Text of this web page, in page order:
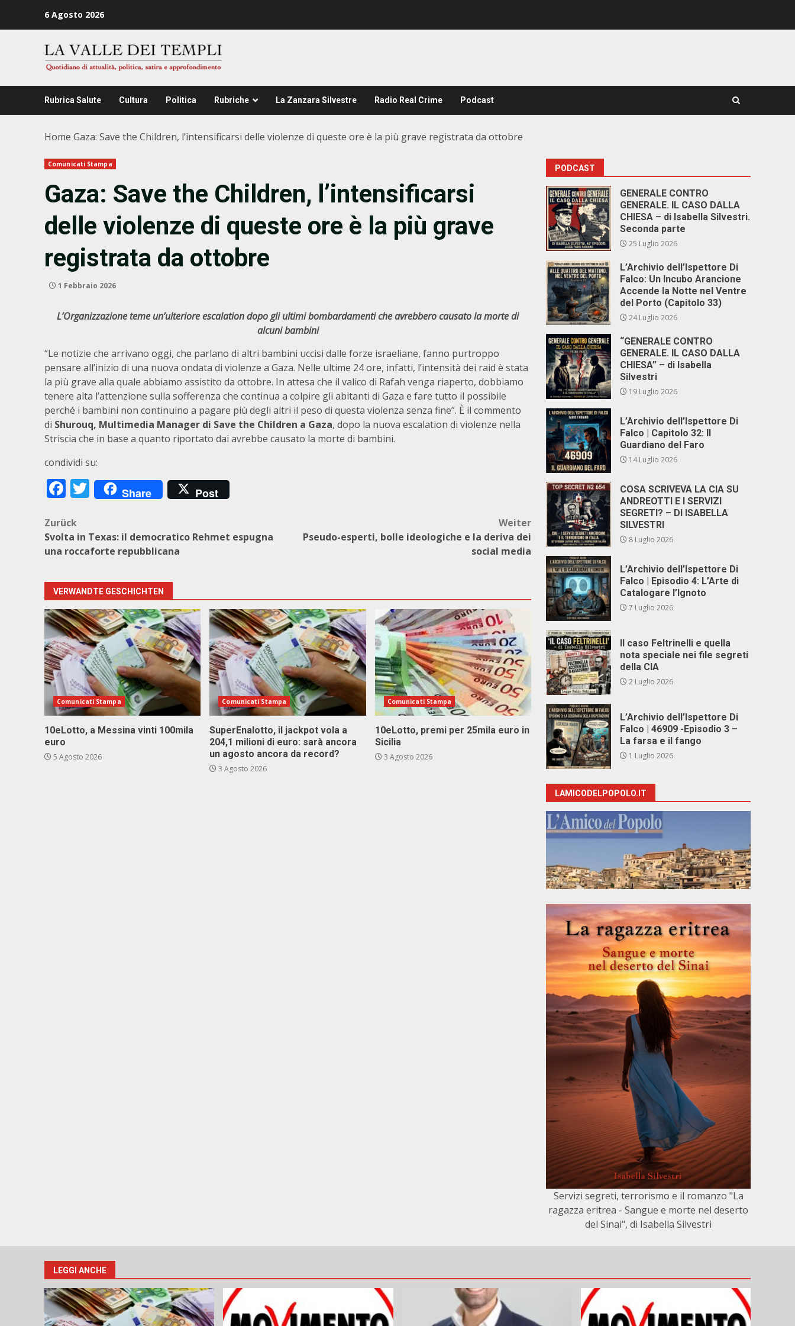
6 Agosto 2026
Rubrica Salute Cultura Politica Rubriche La Zanzara Silvestre Radio Real Crime Podcast
Home Gaza: Save the Children, l’intensificarsi delle violenze di queste ore è la più grave registrata da ottobre
Comunicati Stampa
Gaza: Save the Children, l’intensificarsi
delle violenze di queste ore è la più grave
registrata da ottobre
1 Febbraio 2026
L’Organizzazione teme un’ulteriore escalation dopo gli ultimi bombardamenti che avrebbero causato la morte di
alcuni bambini
“Le notizie che arrivano oggi, che parlano di altri bambini uccisi dalle forze israeliane, fanno purtroppo
pensare all’inizio di una nuova ondata di violenze a Gaza. Nelle ultime 24 ore, infatti, l’intensità dei raid è stata
la più grave alla quale abbiamo assistito da ottobre. In attesa che il valico di Rafah venga riaperto, dobbiamo
tenere alta l’attenzione sulla sofferenza che continua a colpire gli abitanti di Gaza e fare tutto il possibile
perché i bambini non continuino a pagare più degli altri il peso di questa violenza senza fine”. È il commento
di Shurouq, Multimedia Manager di Save the Children a Gaza, dopo la nuova escalation di violenze nella
Striscia che in base a quanto riportato dai avrebbe causato la morte di bambini.
condividi su:
Facebook
Twitter
Share Post
Beitragsnavigation
Zurück
Svolta in Texas: il democratico Rehmet espugna
una roccaforte repubblicana
Weiter
Pseudo-esperti, bolle ideologiche e la deriva dei
social media
VERWANDTE GESCHICHTEN
Comunicati Stampa
10eLotto, a Messina vinti 100mila
euro
5 Agosto 2026
Comunicati Stampa
SuperEnalotto, il jackpot vola a
204,1 milioni di euro: sarà ancora
un agosto ancora da record?
3 Agosto 2026
Comunicati Stampa
10eLotto, premi per 25mila euro in
Sicilia
3 Agosto 2026
PODCAST
GENERALE CONTRO
GENERALE. IL CASO DALLA
CHIESA – di Isabella Silvestri.
Seconda parte
25 Luglio 2026
L’Archivio dell’Ispettore Di
Falco: Un Incubo Arancione
Accende la Notte nel Ventre
del Porto (Capitolo 33)
24 Luglio 2026
“GENERALE CONTRO
GENERALE. IL CASO DALLA
CHIESA” – di Isabella
Silvestri
19 Luglio 2026
L’Archivio dell’Ispettore Di
Falco | Capitolo 32: Il
Guardiano del Faro
14 Luglio 2026
COSA SCRIVEVA LA CIA SU
ANDREOTTI E I SERVIZI
SEGRETI? – DI ISABELLA
SILVESTRI
8 Luglio 2026
L’Archivio dell’Ispettore Di
Falco | Episodio 4: L’Arte di
Catalogare l’Ignoto
7 Luglio 2026
Il caso Feltrinelli e quella
nota speciale nei file segreti
della CIA
2 Luglio 2026
L’Archivio dell’Ispettore Di
Falco | 46909 -Episodio 3 –
La farsa e il fango
1 Luglio 2026
LAMICODELPOPOLO.IT
Servizi segreti, terrorismo e il romanzo "La
ragazza eritrea - Sangue e morte nel deserto
del Sinai", di Isabella Silvestri
LEGGI ANCHE